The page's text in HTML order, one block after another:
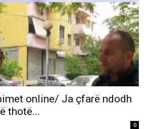
online/ Ja çfarë ndodh
thotë...
0